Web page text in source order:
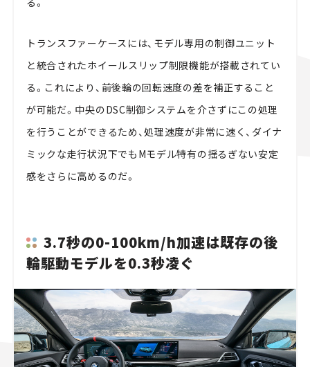
トランスファーケースには、モデル専用の制御ユニット
と統合されたホイールスリップ制限機能が搭載されてい
る。これにより、前後輪の回転速度の差を補正すること
が可能だ。中央のDSC制御システムを介さずにこの処理
を行うことができるため、処理速度が非常に速く、ダイナ
ミックな走行状況下でもMモデル特有の揺るぎない安定
感をさらに高めるのだ。
3.7秒の0-100km/h加速は既存の後
輪駆動モデルを0.3秒凌ぐ